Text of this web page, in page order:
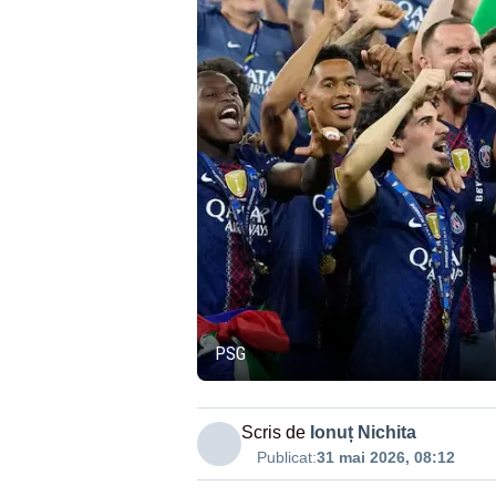
PSG
Scris de Ionuț Nichita
Publicat:31 mai 2026, 08:12